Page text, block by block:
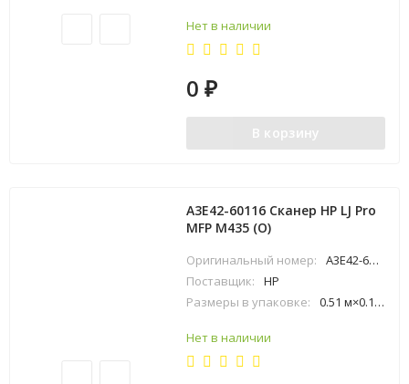
Нет в наличии
0₽
В корзину
A3E42-60116 Сканер HP LJ Pro
MFP M435 (O)
Оригинальный номер:
A3E42-60116
Поставщик:
HP
Размеры в упаковке:
0.51 м×0.18 м×0.6 м
Нет в наличии